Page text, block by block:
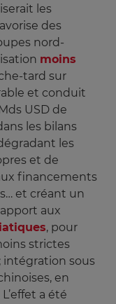
les
des
nord-
moins
tard sur
et conduit
USD de
les bilans
les
et de
financements
et créant un
aux
, pour
strictes
intégration sous
en
a été